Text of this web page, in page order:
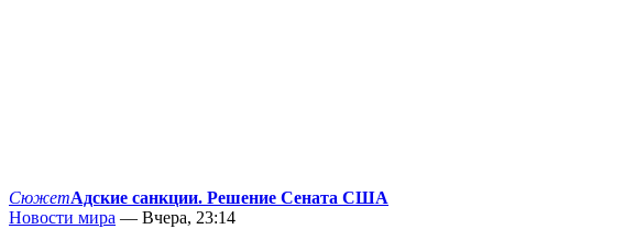
СюжетАдские санкции. Решение Сената США
Новости мира — Вчера, 23:14